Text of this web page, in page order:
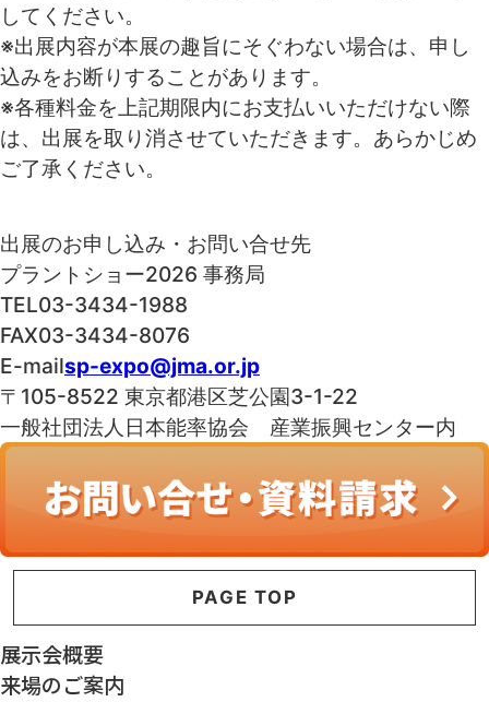
してください。
※出展内容が本展の趣旨にそぐわない場合は、申し
込みをお断りすることがあります。
※各種料金を上記期限内にお支払いいただけない際
は、出展を取り消させていただきます。あらかじめ
ご了承ください。
出展のお申し込み・お問い合せ先
プラントショー2026 事務局
TEL03-3434-1988
FAX03-3434-8076
E-mailsp-expo@jma.or.jp
〒105-8522 東京都港区芝公園3-1-22
一般社団法人日本能率協会 産業振興センター内
PAGE TOP
展示会概要
来場のご案内